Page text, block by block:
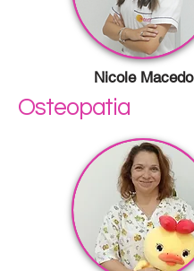
Nicole Macedo
Osteopatia